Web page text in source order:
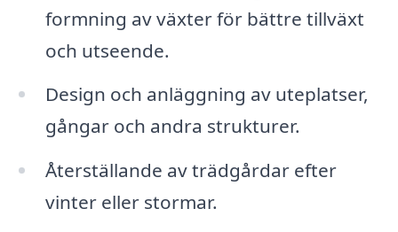
formning av växter för bättre tillväxt
och utseende.
Design och anläggning av uteplatser,
gångar och andra strukturer.
Återställande av trädgårdar efter
vinter eller stormar.